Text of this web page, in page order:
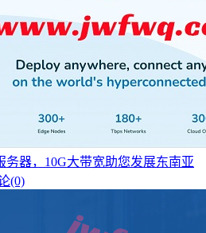
务器，10G大带宽助您发展东南亚
(0)